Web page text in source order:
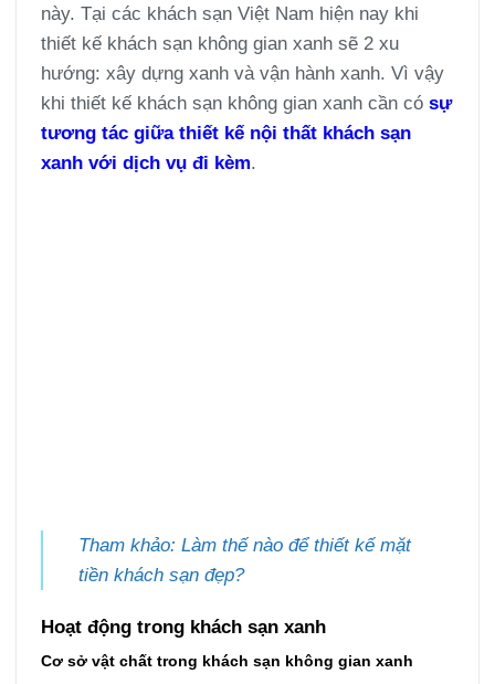
này. Tại các khách sạn Việt Nam hiện nay khi
thiết kế khách sạn không gian xanh sẽ 2 xu
hướng: xây dựng xanh và vận hành xanh. Vì vậy
khi thiết kế khách sạn không gian xanh cần có sự
tương tác giữa thiết kế nội thất khách sạn
xanh với dịch vụ đi kèm.
Tham khảo: Làm thế nào để thiết kế mặt
tiền khách sạn đẹp?
Hoạt động trong khách sạn xanh
Cơ sở vật chất trong khách sạn không gian xanh